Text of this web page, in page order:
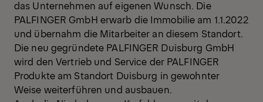
das Unternehmen auf eigenen Wunsch. Die
PALFINGER GmbH erwarb die Immobilie am 1.1.2022
und übernahm die Mitarbeiter an diesem Standort.
Die neu gegründete PALFINGER Duisburg GmbH
wird den Vertrieb und Service der PALFINGER
Produkte am Standort Duisburg in gewohnter
Weise weiterführen und ausbauen.